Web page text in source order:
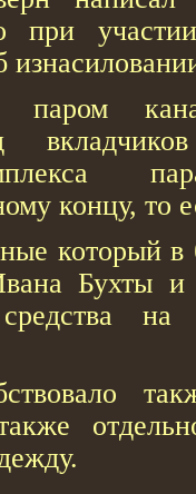
при
паром
концу, то
который в
Бухты и
на